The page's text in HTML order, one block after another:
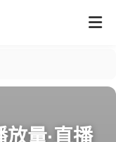
放量·直播